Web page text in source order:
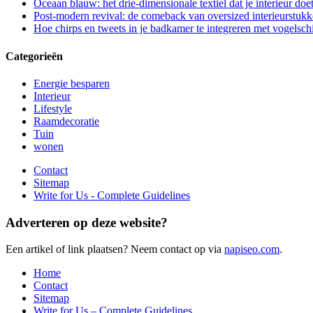
Oceaan blauw: het drie-dimensionale textiel dat je interieur
Post-modern revival: de comeback van oversized
Hoe chirps en tweets in je badkamer te integreren met
Categorieën
Energie besparen
Interieur
Lifestyle
Raamdecoratie
Tuin
wonen
Contact
Sitemap
Write for Us - Complete Guidelines
Adverteren op deze website?
Een artikel of link plaatsen? Neem contact op via napiseo.com.
Home
Contact
Sitemap